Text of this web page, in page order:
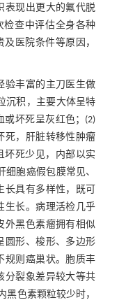
表现出更大的氟代脱
检查中评估全身各种
医院条件等原因，
验丰富的主刀医生做
沉积，主要大体呈特
或坏死呈灰红色；(2)
死，肝脏转移性肿瘤
坏死少见，内部以实
细胞癌假包膜常见、
具有多样性，既可
生长。病理活检几乎
外黑色素瘤拥有相似
圆形、梭形、多边形
规则癌巢状。胞质丰
分裂象差异较大等共
黑色素颗粒较少时，